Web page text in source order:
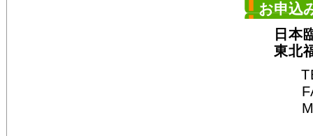
お申込
日本臨
東北福